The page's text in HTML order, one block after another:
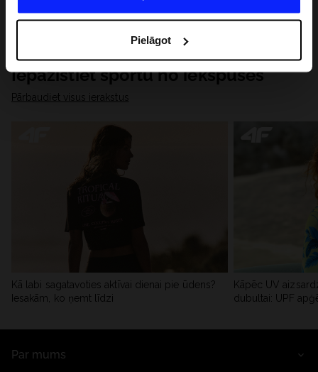
saviem partneriem, lai uzlabotu veidu, kadā tiek rādīta
saturu un uzlabotu mūsu partneru piedāvātos risinajumus
( piem. socialos tīklus). Detalizētu informāciju var atrast
mūsu Privātuma politikā un sadaļā "Detaļas".
Pielāgot
Iepazīstiet sportu no iekšpuses
Pārbaudiet visus ierakstus
Kā labi sagatavoties aktīvai dienai pie ūdens?
Iesakām, ko ņemt līdzi
Kāpēc UV
dubultai: UPF
Par mums